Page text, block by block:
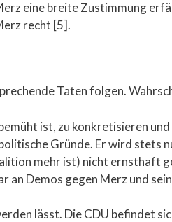
eine breite Zustimmung
recht [5].
Taten folgen.
ist, zu konkretisieren
Gründe. Er wird stets
mehr ist) nicht ernsthaft
Demos gegen Merz und
lässt. Die CDU befindet